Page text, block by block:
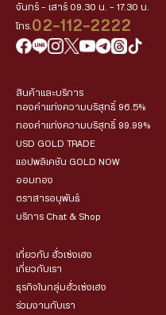
จันทร์ - เสาร์ 09.30 น. - 17.30 น.
โทร. 02-112-2222
สินค้าและบริการ
ทองคำแท่งความบริสุทธิ์ 96.5%
ทองคำแท่งความบริสุทธิ์ 99.99%
USD GOLD TRADE
แอปพลิเคชัน GOLD NOW
ออมทอง
ตราสารอนุพันธ์
บริการ Chat & Shop
เกี่ยวกับ ฮั่วเซ่งเฮง
เกี่ยวกับเรา
ธุรกิจในกลุ่มฮั่วเซ่งเฮง
ร่วมงานกับเรา